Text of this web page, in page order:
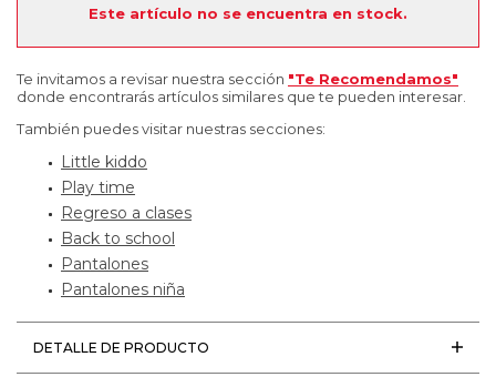
Este artículo no se encuentra en stock.
Te invitamos a revisar nuestra sección "Te Recomendamos"
donde encontrarás artículos similares que te pueden interesar.
También puedes visitar nuestras secciones:
Little kiddo
Play time
Regreso a clases
Back to school
Pantalones
Pantalones niña
DETALLE DE PRODUCTO